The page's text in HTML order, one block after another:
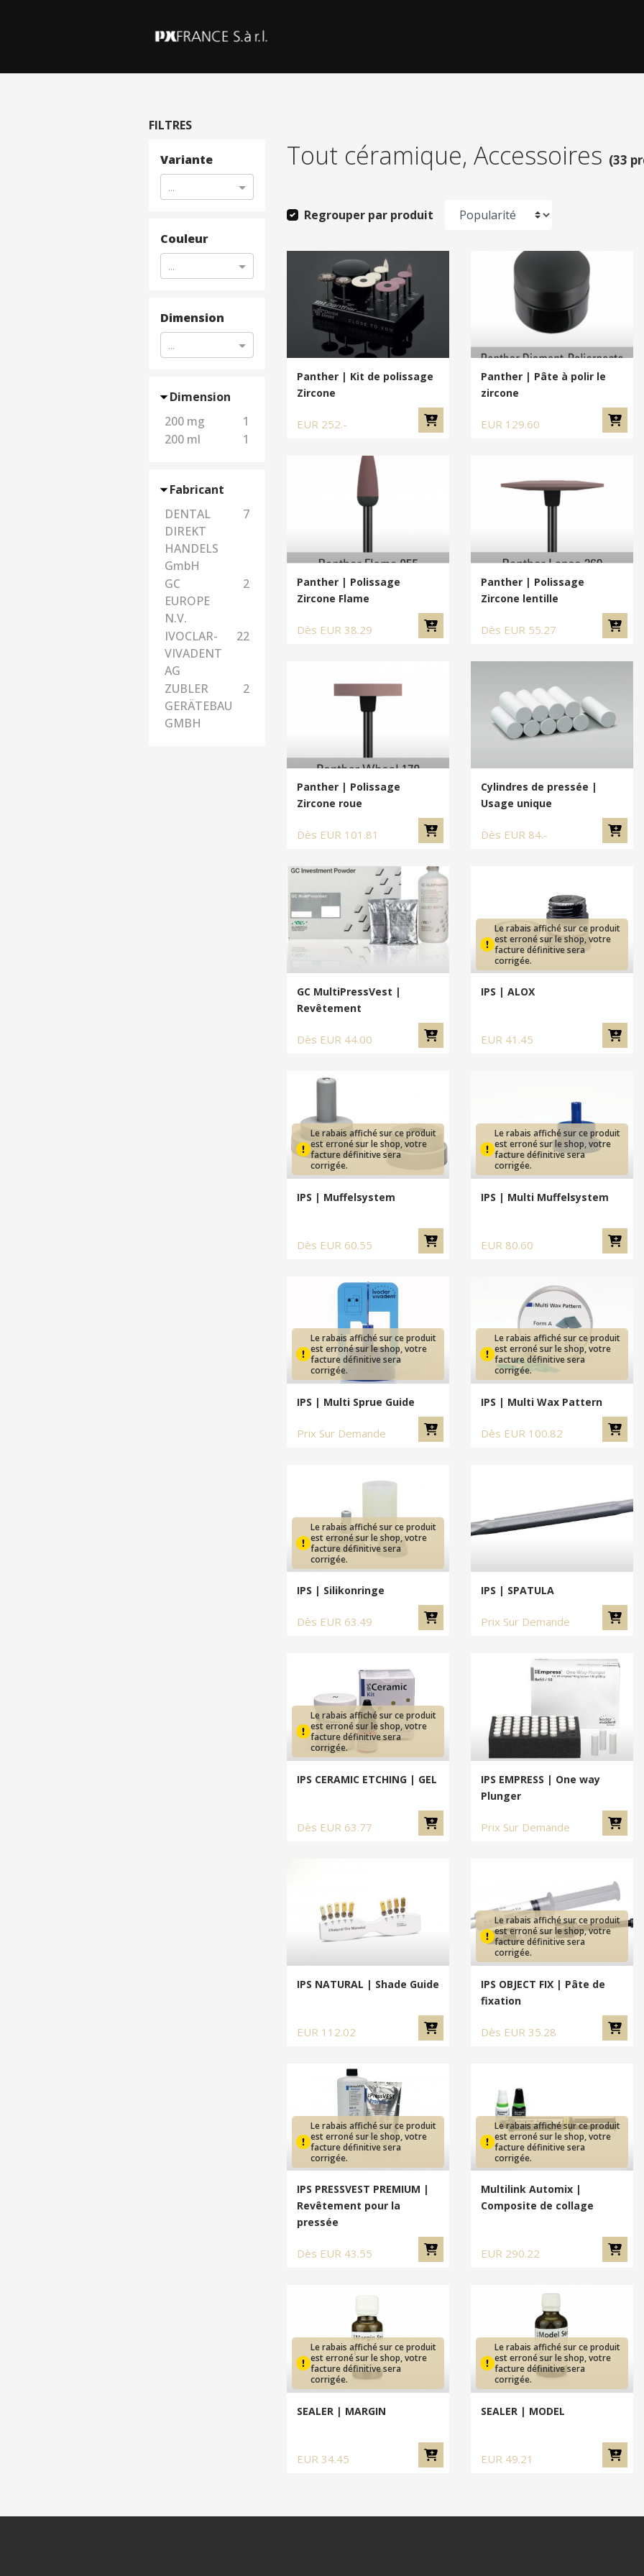
FILTRES
Variante
...
Couleur
...
Dimension
...
Dimension
200 mg
1
200 ml
1
Fabricant
DENTAL
DIREKT
HANDELS
GmbH
7
GC
EUROPE
N.V.
2
IVOCLAR-
VIVADENT
AG
22
ZUBLER
GERÄTEBAU
GMBH
2
Tout céramique, Accessoires (33
Regrouper par produit
Panther | Kit de polissage
Zircone
EUR 252.-
Panther | Pâte à polir le
zircone
EUR 129.60
Panther | Polissage
Zircone Flame
Dès EUR 38.29
Panther | Polissage
Zircone lentille
Dès EUR 55.27
Panther | Polissage
Zircone roue
Dès EUR 101.81
Cylindres de pressée |
Usage unique
Dès EUR 84.-
GC MultiPressVest |
Revêtement
Dès EUR 44.00
Le rabais affiché sur ce produit
est erroné sur le shop, votre
facture définitive sera
corrigée.
IPS | ALOX
EUR 41.45
Le rabais affiché sur ce produit
est erroné sur le shop, votre
facture définitive sera
corrigée.
IPS | Muffelsystem
Dès EUR 60.55
Le rabais affiché sur ce produit
est erroné sur le shop, votre
facture définitive sera
corrigée.
IPS | Multi Muffelsystem
EUR 80.60
Le rabais affiché sur ce produit
est erroné sur le shop, votre
facture définitive sera
corrigée.
IPS | Multi Sprue Guide
Prix Sur Demande
Le rabais affiché sur ce produit
est erroné sur le shop, votre
facture définitive sera
corrigée.
IPS | Multi Wax Pattern
Dès EUR 100.82
Le rabais affiché sur ce produit
est erroné sur le shop, votre
facture définitive sera
corrigée.
IPS | Silikonringe
Dès EUR 63.49
IPS | SPATULA
Prix Sur Demande
Le rabais affiché sur ce produit
est erroné sur le shop, votre
facture définitive sera
corrigée.
IPS CERAMIC ETCHING | GEL
Dès EUR 63.77
IPS EMPRESS | One way
Plunger
Prix Sur Demande
IPS NATURAL | Shade Guide
EUR 112.02
Le rabais affiché sur ce produit
est erroné sur le shop, votre
facture définitive sera
corrigée.
IPS OBJECT FIX | Pâte de
fixation
Dès EUR 35.28
Le rabais affiché sur ce produit
est erroné sur le shop, votre
facture définitive sera
corrigée.
IPS PRESSVEST PREMIUM |
Revêtement pour la
pressée
Dès EUR 43.55
Le rabais affiché sur ce produit
est erroné sur le shop, votre
facture définitive sera
corrigée.
Multilink Automix |
Composite de collage
EUR 290.22
Le rabais affiché sur ce produit
est erroné sur le shop, votre
facture définitive sera
corrigée.
SEALER | MARGIN
EUR 34.45
Le rabais affiché sur ce produit
est erroné sur le shop, votre
facture définitive sera
corrigée.
SEALER | MODEL
EUR 49.21